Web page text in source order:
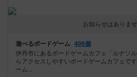
お知らせはありま
遊べるボードゲーム 406個
伊丹市にあるボードゲームカフェ「ルナソ
らアクセスしやすいボードゲームカフェで
ーム...